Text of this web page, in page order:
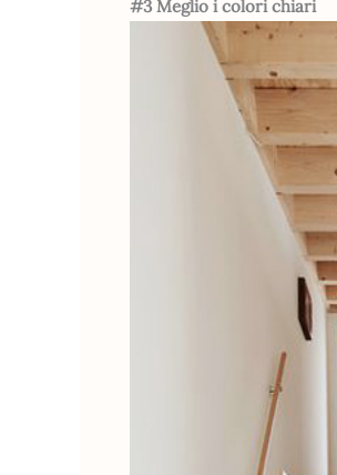
#3 Meglio i colori chiari